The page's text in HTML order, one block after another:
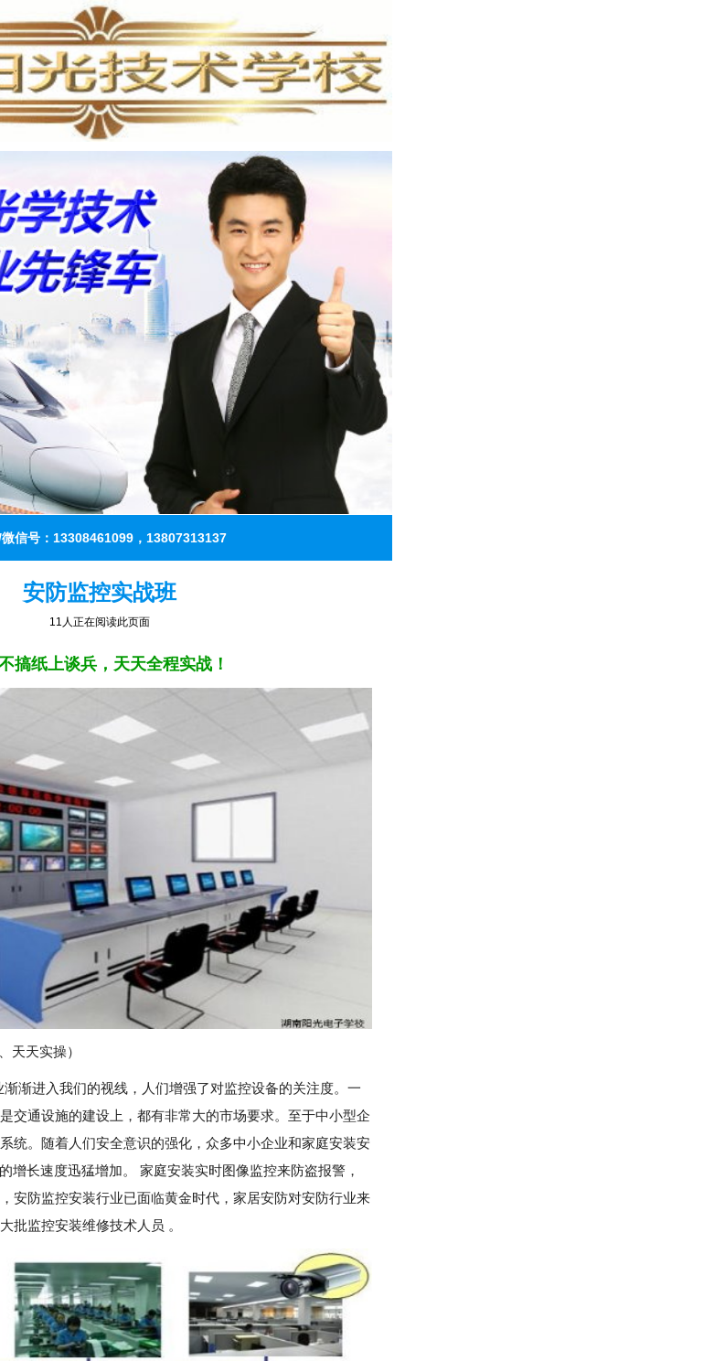
微信号：13308461099，13807313137
安防监控实战班
13人正在阅读此页面
搞纸上谈兵，天天全程实战！
天天实操）
渐进入我们的视线，人们增强了对监控设备的关注度。一
交通设施的建设上，都有非常大的市场要求。至于中小型企
统。随着人们安全意识的强化，众多中小企业和家庭安装安
增长速度迅猛增加。 家庭安装实时图像监控来防盗报警，
安防监控安装行业已面临黄金时代，家居安防对安防行业来
批监控安装维修技术人员 。